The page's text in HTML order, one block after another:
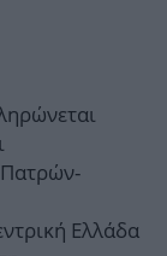
Πατρών-
Ελλάδα